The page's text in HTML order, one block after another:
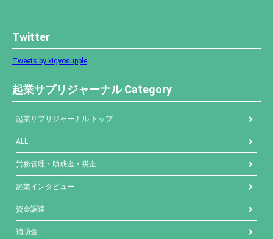
Twitter
Tweets by kigyosupple
起業サプリジャーナル Category
起業サプリジャーナル トップ
ALL
労務管理・助成金・税金
起業インタビュー
資金調達
補助金